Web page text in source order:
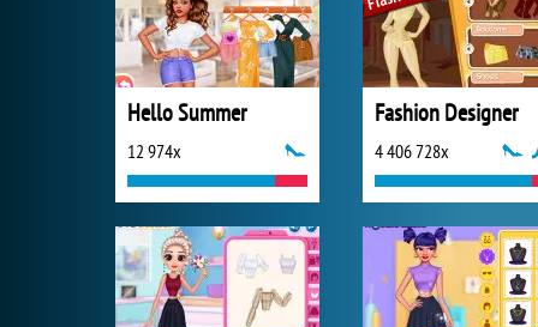
Hello Summer
12 974x
Fashion Designer
4 406 728x